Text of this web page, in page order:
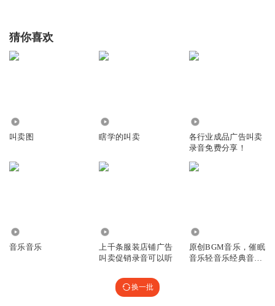
猜你喜欢
叫卖图 瞎学的叫卖
各行业成品广告叫卖
录音免费分享！
音乐音乐
上千条服装店铺广告
叫卖促销录音可以听
原创BGM音乐，催眠
音乐轻音乐经典音乐
换一批